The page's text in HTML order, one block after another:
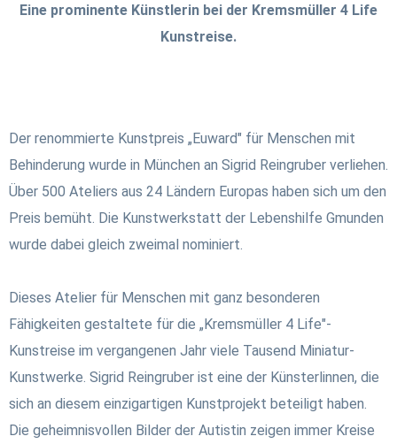
Eine prominente Künstlerin bei der Kremsmüller 4 Life
Kunstreise.
Der renommierte Kunstpreis „Euward" für Menschen mit
Behinderung wurde in München an Sigrid Reingruber verliehen.
Über 500 Ateliers aus 24 Ländern Europas haben sich um den
Preis bemüht. Die Kunstwerkstatt der Lebenshilfe Gmunden
wurde dabei gleich zweimal nominiert.
Dieses Atelier für Menschen mit ganz besonderen
Fähigkeiten gestaltete für die „Kremsmüller 4 Life"-
Kunstreise im vergangenen Jahr viele Tausend Miniatur-
Kunstwerke. Sigrid Reingruber ist eine der Künsterlinnen, die
sich an diesem einzigartigen Kunstprojekt beteiligt haben.
Die geheimnisvollen Bilder der Autistin zeigen immer Kreise